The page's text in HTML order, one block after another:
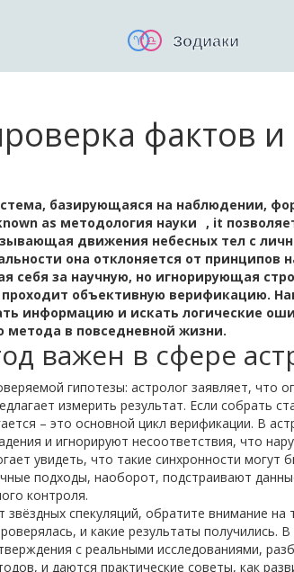
фактов и
базирующаяся на наблюдении,
as методология науки
, it
движения небесных тел с
она отклоняется от принципов
за научную, но игнорирующая
объективную верификацию.
информацию и искать логические
метода в повседневной жизни.
важен в сфере
гипотезы: астролог заявляет, что
измерить результат. Если собрать
– это основной цикл верификации. В
и игнорируют несоответствия, что
увидеть, что такие синхронности могут
подходы, наоборот, подстраивают
контроля.
спекуляций, обратите внимание на
и какие результаты получились.
с реальными исследованиями,
и даются практические советы, как